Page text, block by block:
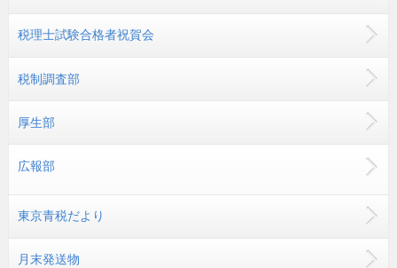
税理士試験合格者祝賀会
税制調査部
厚生部
広報部
東京青税だより
月末発送物